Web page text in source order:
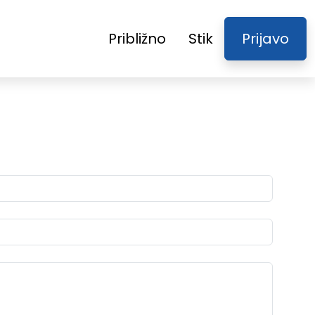
Približno Stik Prijavo